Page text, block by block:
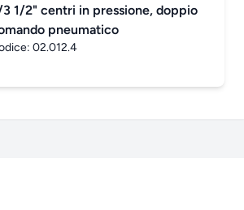
1/2" centri in pressione, doppio
pneumatico
02.012.4